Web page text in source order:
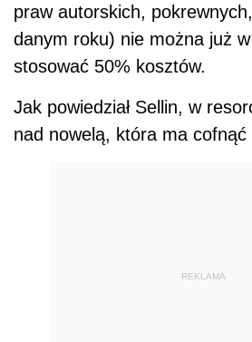
praw autorskich,
danym roku) nie można już
stosować 50% kosztów.
Jak powiedział Sellin, w
nad nowelą, która ma cofnąć
REKLAMA